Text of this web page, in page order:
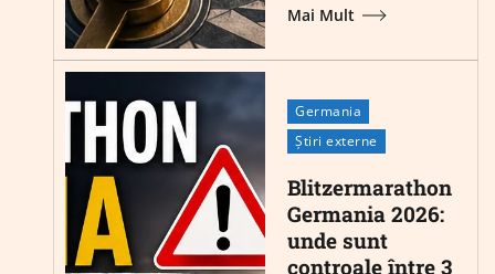
Mai Mult
Germania
Știri externe
Blitzermarathon
Germania 2026:
unde sunt
controale între 3